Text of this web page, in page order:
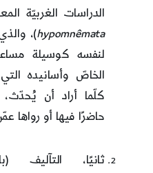
الدراسات الغربيّة
hypomnêmata
)،
لنفسه كوسيلة
الخاصّ وأسانيده
كلّما أراد أن يُحدّث،
حاضرًا فيها أو رواها
ثانيًا، التآليف